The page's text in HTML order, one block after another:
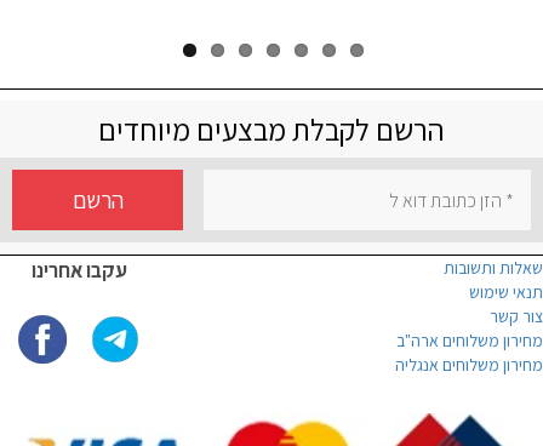
הרשם לקבלת מבצעים מיוחדים
הרשם
עקבו אחרינו
שאלות ותשובות
תנאי שימוש
צור קשר
מחירון משלוחים ארה"ב
מחירון משלוחים אנגליה